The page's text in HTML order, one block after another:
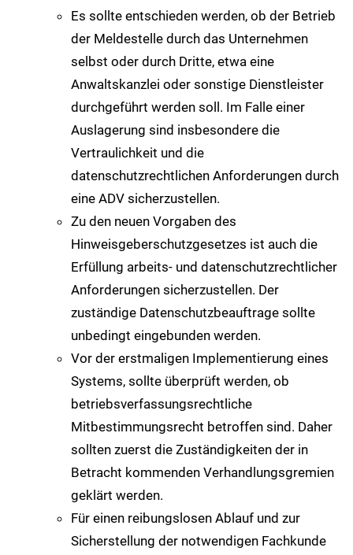
Es sollte entschieden werden, ob der Betrieb
der Meldestelle durch das Unternehmen
selbst oder durch Dritte, etwa eine
Anwaltskanzlei oder sonstige Dienstleister
durchgeführt werden soll. Im Falle einer
Auslagerung sind insbesondere die
Vertraulichkeit und die
datenschutzrechtlichen Anforderungen durch
eine ADV sicherzustellen.
Zu den neuen Vorgaben des
Hinweisgeberschutzgesetzes ist auch die
Erfüllung arbeits- und datenschutzrechtlicher
Anforderungen sicherzustellen. Der
zuständige Datenschutzbeauftrage sollte
unbedingt eingebunden werden.
Vor der erstmaligen Implementierung eines
Systems, sollte überprüft werden, ob
betriebsverfassungsrechtliche
Mitbestimmungsrecht betroffen sind. Daher
sollten zuerst die Zuständigkeiten der in
Betracht kommenden Verhandlungsgremien
geklärt werden.
Für einen reibungslosen Ablauf und zur
Sicherstellung der notwendigen Fachkunde